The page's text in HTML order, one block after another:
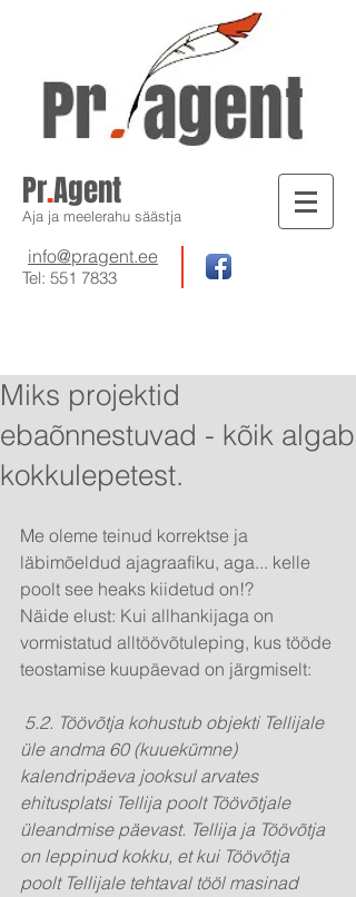
Pr.Agent
Aja ja meelerahu säästja
Tel: 551 7833
info@pragent.ee
Miks projektid
ebaõnnestuvad - kõik algab
kokkulepetest.
Me oleme teinud korrektse ja
läbimõeldud ajagraafiku, aga... kelle
poolt see heaks kiidetud on!?
Näide elust: Kui allhankijaga on
vormistatud alltöövõtuleping, kus tööde
teostamise kuupäevad on järgmiselt:
üle andma 60 (kuuekümne)
kalendripäeva jooksul arvates
ehitusplatsi Tellija poolt Töövõtjale
üleandmise päevast. Tellija ja Töövõtja
on leppinud kokku, et kui Töövõtja
poolt Tellijale tehtaval tööl masinad